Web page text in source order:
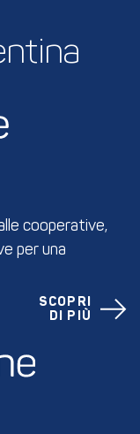
cooperative,
per una
SCOPRI
DI PIÙ